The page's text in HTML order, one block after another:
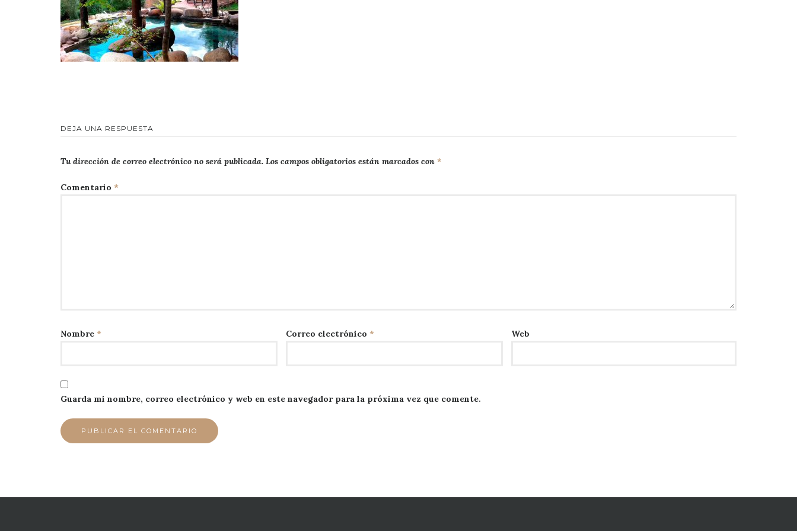
DEJA UNA RESPUESTA
Tu dirección de correo electrónico no será publicada. Los campos obligatorios están marcados con *
Comentario *
Nombre * Correo electrónico * Web
Guarda mi nombre, correo electrónico y web en este navegador para la próxima vez que comente.